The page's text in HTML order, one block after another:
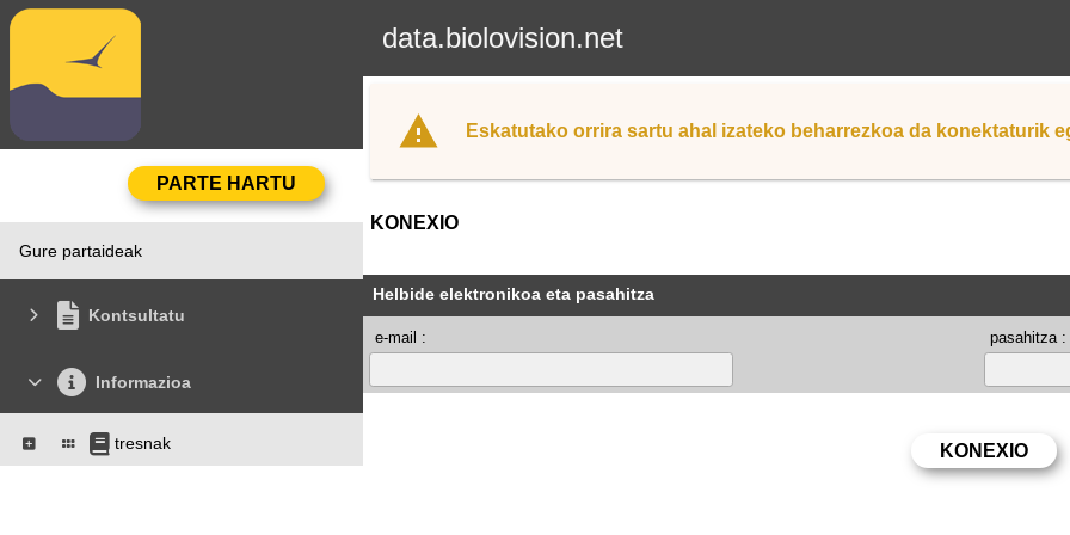
data.biolovision.net
Gure partaideak
Kontsultatu
Informazioa
tresnak
Eskatutako orrira sartu ahal izateko beharrezkoa da konektaturik
KONEXIO
Helbide elektronikoa eta pasahitza
e-mail : pasahitza :